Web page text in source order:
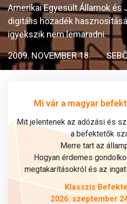
Amerikai Egyesült Államok és
digitális hozadék
igyekszik nem lemaradni.
2009. NOVEMBER 18.
Mi vár a magyar
Mit jelentenek az adózási és
a befektetők
Merre tart az
Hogyan érdemes
megtakarításokról és az
Klasszis
2026. szeptember